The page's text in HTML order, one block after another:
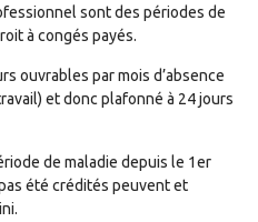
sont des périodes de
à congés payés.
ouvrables par mois d’absence
et donc plafonné à 24 jours
de maladie depuis le 1er
été crédités peuvent et